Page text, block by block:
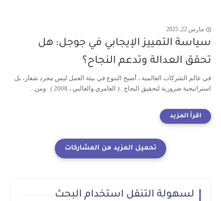
مارس 22, 2025
سياسة التمييز الإيجابي في جوجل: هل
تحقق العدالة وتدعم النجاح؟
في عالم الشركات العالمية ، أصبح التنوع في بيئة العمل ليس مجرد شعار، بل
استراتيجية ضرورية لتحقيق النجاح . ( العامري والغالبي ، 2008 ) ومن...
لسهولة التنقل استخدام البحث